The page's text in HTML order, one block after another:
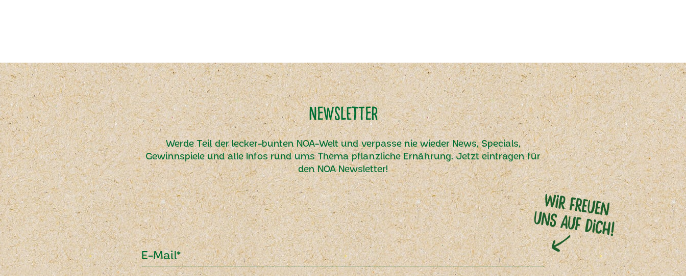
Newsletter
Werde Teil der lecker-bunten NOA-Welt und verpasse nie wieder News, Specials,
Gewinnspiele und alle Infos rund ums Thema pflanzliche Ernährung. Jetzt eintragen für
den NOA Newsletter!
E-Mail*